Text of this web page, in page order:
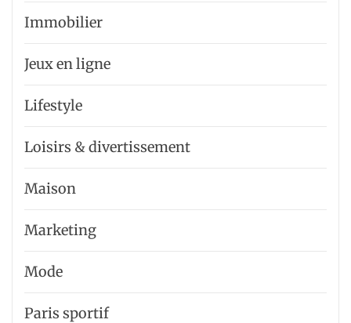
Immobilier
Jeux en ligne
Lifestyle
Loisirs & divertissement
Maison
Marketing
Mode
Paris sportif